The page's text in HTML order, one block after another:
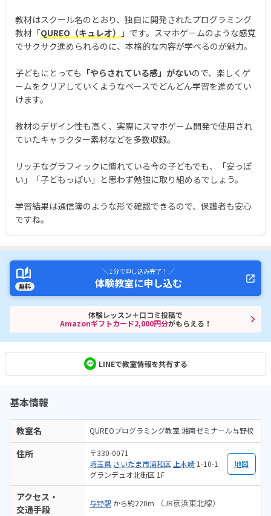
教材はスクール名のとおり、独自に開発されたプログラミング
教材「QUREO（キュレオ） 」です。スマホゲームのような感覚
でサクサク進められるのに、本格的な内容が学べるのが魅力。
子どもにとっても 「やらされている感」がないので、楽しくゲ
ームをクリアしていくようなペースでどんどん学習を進めてい
けます。
教材のデザイン性も高く、実際にスマホゲーム開発で使用され
ていたキャラクター素材などを多数収録。
リッチなグラフィックに慣れている今の子どもでも、「安っぽ
い」「子どもっぽい」と思わず勉強に取り組めるでしょう。
学習結果は通信簿のような形で確認できるので、保護者も安心
ですね。
無料
＼ 1分で申し込み完了！ ／
体験教室に申し込む
体験レッスン＋口コミ投稿で
Amazonギフトカード2,000円分がもらえる！
LINEで教室情報を共有する
基本情報
教室名 QUREOプログラミング教室 湘南ゼミナール与野校
住所
〒330-0071
埼玉県 さいたま市浦和区 上木崎 1-10-1
グランデュオ北街区 1F
地図
アクセス・
交通手段
与野駅 から約220m （JR京浜東北線）